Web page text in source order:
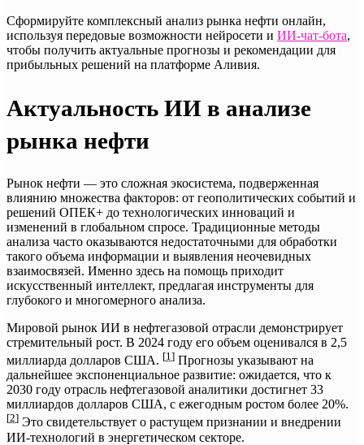
Сформируйте комплексный анализ рынка нефти онлайн,
используя передовые возможности нейросети и ИИ-чат-бота,
чтобы получить актуальные прогнозы и рекомендации для
прибыльных решений на платформе Аливия.
Актуальность ИИ в анализе
рынка нефти
Рынок нефти — это сложная экосистема, подверженная
влиянию множества факторов: от геополитических событий и
решений ОПЕК+ до технологических инноваций и
изменений в глобальном спросе. Традиционные методы
анализа часто оказываются недостаточными для обработки
такого объема информации и выявления неочевидных
взаимосвязей. Именно здесь на помощь приходит
искусственный интеллект, предлагая инструменты для
глубокого и многомерного анализа.
Мировой рынок ИИ в нефтегазовой отрасли демонстрирует
стремительный рост. В 2024 году его объем оценивался в 2,5
миллиарда долларов США. [1] Прогнозы указывают на
дальнейшее экспоненциальное развитие: ожидается, что к
2030 году отрасль нефтегазовой аналитики достигнет 33
миллиардов долларов США, с ежегодным ростом более 20%.
[2] Это свидетельствует о растущем признании и внедрении
ИИ-технологий в энергетическом секторе.